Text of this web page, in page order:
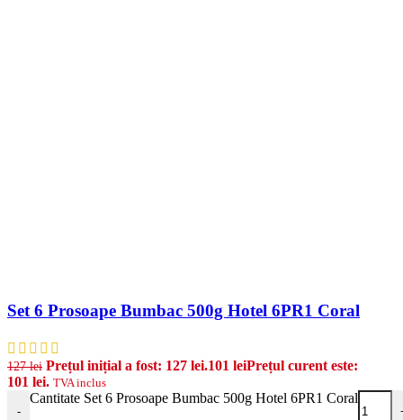
Set 6 Prosoape Bumbac 500g Hotel 6PR1 Coral
127lei Prețul inițial a fost: 127 lei.101 leiPrețul curent este:
101 lei. TVA inclus
-
Cantitate Set 6 Prosoape Bumbac 500g Hotel 6PR1 Coral